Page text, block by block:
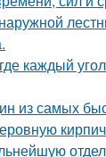
каждый
из самых